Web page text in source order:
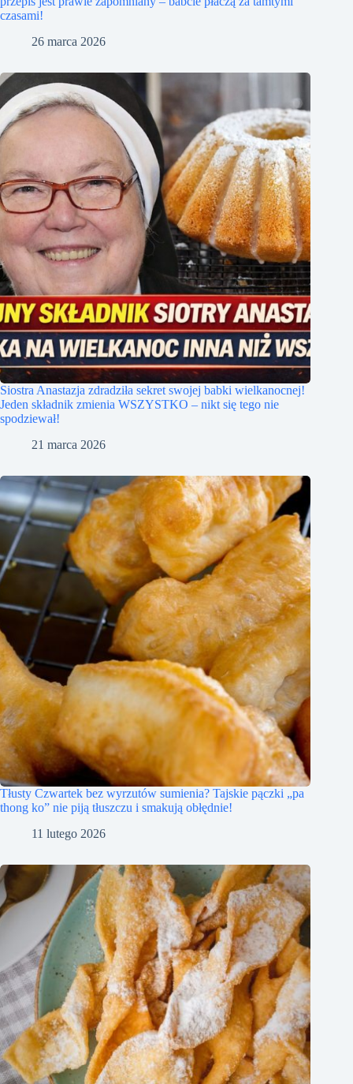
czasami!
26 marca 2026
Siostra Anastazja zdradziła sekret swojej babki wielkanocnej!
Jeden składnik zmienia WSZYSTKO – nikt się tego nie
spodziewał!
21 marca 2026
Tłusty Czwartek bez wyrzutów sumienia? Tajskie pączki „pa
thong ko” nie piją tłuszczu i smakują obłędnie!
11 lutego 2026